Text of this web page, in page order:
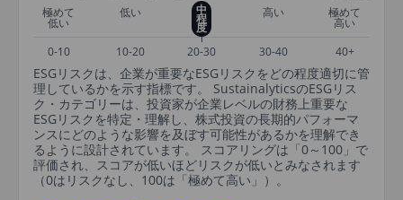
極めて
低い
低い 中
程
度
高い 極めて
高い
0-10
10-20 20-30 30-40 40+
ESGリスクは、企業が重要なESGリスクをどの程度適切に管
理しているかを示す指標です。 SustainalyticsのESGリス
ク・カテゴリーは、投資家が企業レベルの財務上重要な
ESGリスクを特定・理解し、株式投資の長期的パフォーマ
ンスにどのような影響を及ぼす可能性があるかを理解でき
るように設計されています。 スコアリングは「0～100」で
評価され、スコアが低いほどリスクが低いとみなされます
（0はリスクなし、100は「極めて高い」）。